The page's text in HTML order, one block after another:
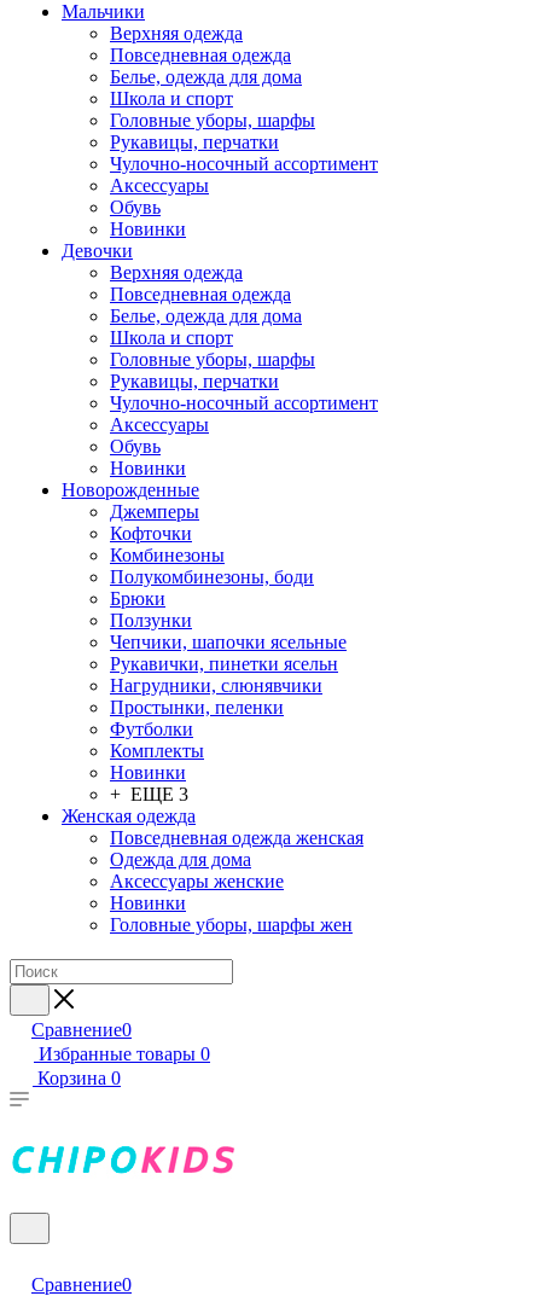
Мальчики
Верхняя одежда
Повседневная одежда
Белье, одежда для дома
Школа и спорт
Головные уборы, шарфы
Рукавицы, перчатки
Чулочно-носочный ассортимент
Аксессуары
Обувь
Новинки
Девочки
Верхняя одежда
Повседневная одежда
Белье, одежда для дома
Школа и спорт
Головные уборы, шарфы
Рукавицы, перчатки
Чулочно-носочный ассортимент
Аксессуары
Обувь
Новинки
Новорожденные
Джемперы
Кофточки
Комбинезоны
Полукомбинезоны, боди
Брюки
Ползунки
Чепчики, шапочки ясельные
Рукавички, пинетки ясельн
Нагрудники, слюнявчики
Простынки, пеленки
Футболки
Комплекты
Новинки
+ ЕЩЕ 3
Женская одежда
Повседневная одежда женская
Одежда для дома
Аксессуары женские
Новинки
Головные уборы, шарфы жен
Сравнение0
Избранные товары 0
Корзина 0
Сравнение0